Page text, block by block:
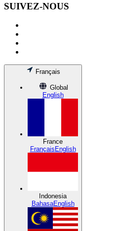
SUIVEZ-NOUS
Français
Global
English
France
Français English
Indonesia
BahasaEnglish